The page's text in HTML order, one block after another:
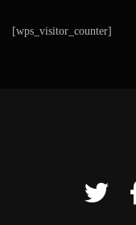
[wps_visitor_counter]